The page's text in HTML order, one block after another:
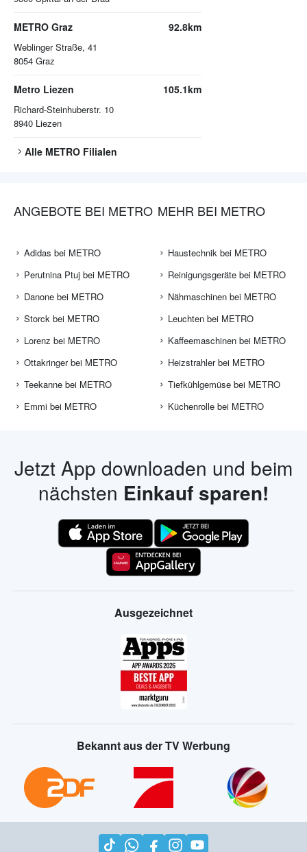
METRO Graz
Weblinger Straße, 41
8054 Graz
92.8km
Metro Liezen
Richard-Steinhuberstr. 10
8940 Liezen
105.1km
Alle METRO Filialen
ANGEBOTE BEI METRO
Adidas bei METRO
Perutnina Ptuj bei METRO
Danone bei METRO
Storck bei METRO
Lorenz bei METRO
Ottakringer bei METRO
Teekanne bei METRO
Emmi bei METRO
MEHR BEI METRO
Haustechnik bei METRO
Reinigungsgeräte bei METRO
Nähmaschinen bei METRO
Leuchten bei METRO
Kaffeemaschinen bei METRO
Heizstrahler bei METRO
Tiefkühlgemüse bei METRO
Küchenrolle bei METRO
Jetzt App downloaden und beim
nächsten Einkauf sparen!
Ausgezeichnet
Bekannt aus der TV Werbung